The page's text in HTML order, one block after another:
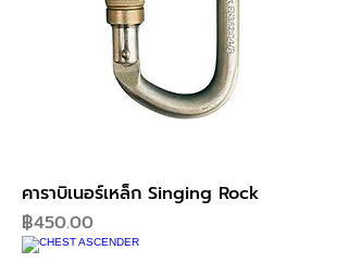
คาราบิเนอร์เหล็ก Singing Rock
ราคา
฿450.00